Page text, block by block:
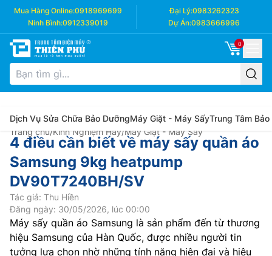
Mua Hàng Online:0918969699 Đại Lý:0983262323
Ninh Bình:0912339019 Dự Án:0983666996
0
Dịch Vụ Sửa Chữa Bảo DưỡngMáy Giặt - Máy SấyTrung Tâm Bảo
Trang chủ/Kinh Nghiệm Hay/Máy Giặt - Máy Sấy
4 điều cần biết về máy sấy quần áo
Samsung 9kg heatpump
DV90T7240BH/SV
Tác giả: Thu Hiền
Đăng ngày: 30/05/2026, lúc 00:00
Máy sấy quần áo Samsung là sản phẩm đến từ thương
hiệu Samsung của Hàn Quốc, được nhiều người tin
tưởng lựa chọn nhờ những tính năng hiện đại và hiệu